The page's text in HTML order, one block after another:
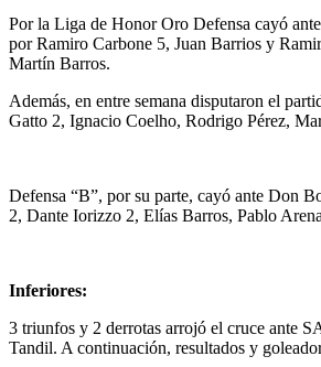
Por la Liga de Honor Oro Defensa cayó
por Ramiro Carbone 5, Juan Barrios y
Martín Barros.
Además, en entre semana disputaron el
Gatto 2, Ignacio Coelho, Rodrigo Pérez,
Defensa “B”, por su parte, cayó ante Don
2, Dante Iorizzo 2, Elías Barros, Pablo
Inferiores:
3 triunfos y 2 derrotas arrojó el cruce ante
Tandil. A continuación, resultados y